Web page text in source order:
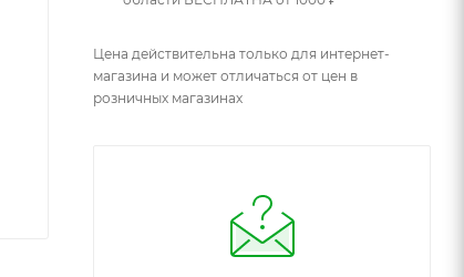
Цена действительна только для интернет-
магазина и может отличаться от цен в
розничных магазинах